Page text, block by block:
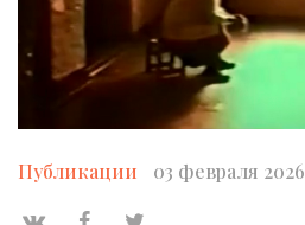
Публикации 03 февраля 2026